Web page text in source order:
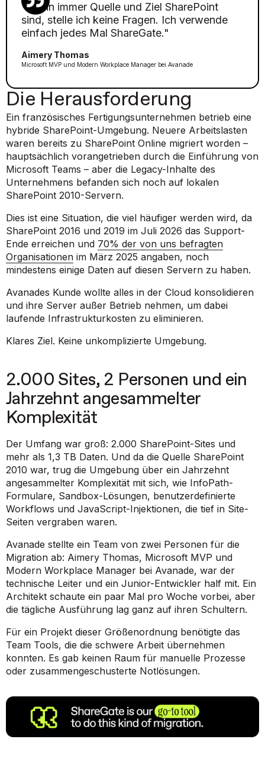
"Wann immer Quelle und Ziel SharePoint
sind, stelle ich keine Fragen. Ich verwende
einfach jedes Mal ShareGate."
Aimery Thomas
Microsoft MVP und Modern Workplace Manager bei Avanade
Die Herausforderung
Ein französisches Fertigungsunternehmen betrieb eine
hybride SharePoint-Umgebung. Neuere Arbeitslasten
waren bereits zu SharePoint Online migriert worden –
hauptsächlich vorangetrieben durch die Einführung von
Microsoft Teams – aber die Legacy-Inhalte des
Unternehmens befanden sich noch auf lokalen
SharePoint 2010-Servern.
Dies ist eine Situation, die viel häufiger werden wird, da
SharePoint 2016 und 2019 im Juli 2026 das Support-
Ende erreichen und 70% der von uns befragten
Organisationen im März 2025 angaben, noch
mindestens einige Daten auf diesen Servern zu haben.
Avanades Kunde wollte alles in der Cloud konsolidieren
und ihre Server außer Betrieb nehmen, um dabei
laufende Infrastrukturkosten zu eliminieren.
Klares Ziel. Keine unkomplizierte Umgebung.
2.000 Sites, 2 Personen und ein
Jahrzehnt angesammelter
Komplexität
Der Umfang war groß: 2.000 SharePoint-Sites und
mehr als 1,3 TB Daten. Und da die Quelle SharePoint
2010 war, trug die Umgebung über ein Jahrzehnt
angesammelter Komplexität mit sich, wie InfoPath-
Formulare, Sandbox-Lösungen, benutzerdefinierte
Workflows und JavaScript-Injektionen, die tief in Site-
Seiten vergraben waren.
Avanade stellte ein Team von zwei Personen für die
Migration ab: Aimery Thomas, Microsoft MVP und
Modern Workplace Manager bei Avanade, war der
technische Leiter und ein Junior-Entwickler half mit. Ein
Architekt schaute ein paar Mal pro Woche vorbei, aber
die tägliche Ausführung lag ganz auf ihren Schultern.
Für ein Projekt dieser Größenordnung benötigte das
Team Tools, die die schwere Arbeit übernehmen
konnten. Es gab keinen Raum für manuelle Prozesse
oder zusammengeschusterte Notlösungen.